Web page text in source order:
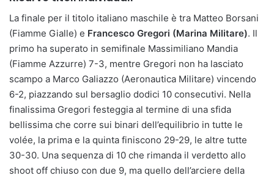
La finale per il titolo italiano maschile è tra Matteo Borsani
(Fiamme Gialle) e Francesco Gregori (Marina Militare). Il
primo ha superato in semifinale Massimiliano Mandia
(Fiamme Azzurre) 7-3, mentre Gregori non ha lasciato
scampo a Marco Galiazzo (Aeronautica Militare) vincendo
6-2, piazzando sul bersaglio dodici 10 consecutivi. Nella
finalissima Gregori festeggia al termine di una sfida
bellissima che corre sui binari dell’equilibrio in tutte le
volée, la prima e la quinta finiscono 29-29, le altre tutte
30-30. Una sequenza di 10 che rimanda il verdetto allo
shoot off chiuso con due 9, ma quello dell’arciere della